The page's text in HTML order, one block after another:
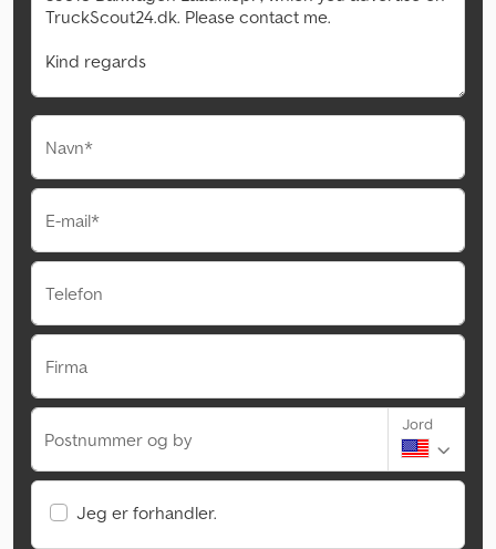
Navn*
E-mail*
Telefon
Firma
Postnummer og by
Jord
Jeg er forhandler.